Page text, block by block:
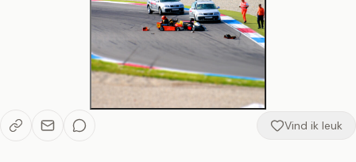
Vind ik leuk